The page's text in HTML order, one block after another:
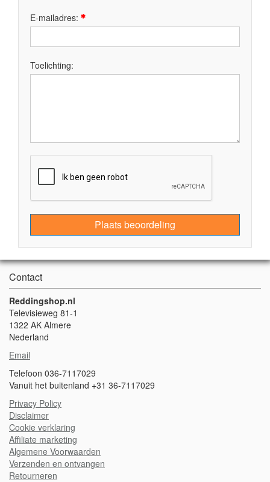
E-mailadres:
Toelichting:
Plaats beoordeling
Contact
Reddingshop.nl
Televisieweg 81-1
1322 AK Almere
Nederland
Email
Telefoon 036-7117029
Vanuit het buitenland +31 36-7117029
Privacy Policy
Disclaimer
Cookie verklaring
Affiliate marketing
Algemene Voorwaarden
Verzenden en ontvangen
Retourneren